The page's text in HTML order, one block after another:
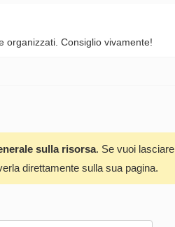
organizzati. Consiglio vivamente!
sulla risorsa. Se vuoi lasciare
direttamente sulla sua pagina.